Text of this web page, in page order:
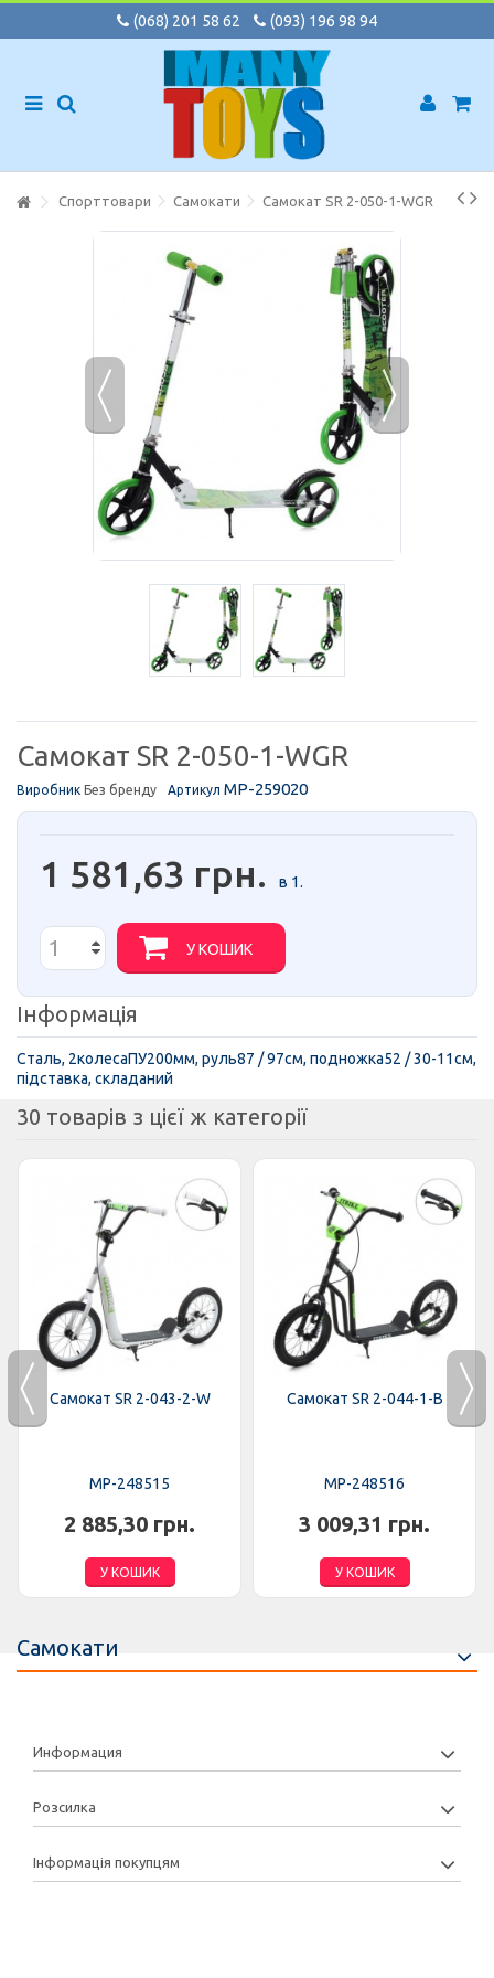
(068) 201 58 62 (093) 196 98 94
Спорттовари Самокати Самокат SR 2-050-1-WGR
Самокат SR 2-050-1-WGR
Виробник Без бренду Артикул MP-259020
1 581,63 грн. в 1.
У КОШИК
Інформація
Сталь, 2колесаПУ200мм, руль87 / 97см, подножка52 / 30-11см,
підставка, складаний
30 товарів з цієї ж категорії
Самокат SR 2-043-2-W
MP-248515
2 885,30 грн.
У КОШИК
Самокат SR 2-044-1-B
MP-248516
3 009,31 грн.
У КОШИК
Самокати
Информация
Розсилка
Інформація покупцям